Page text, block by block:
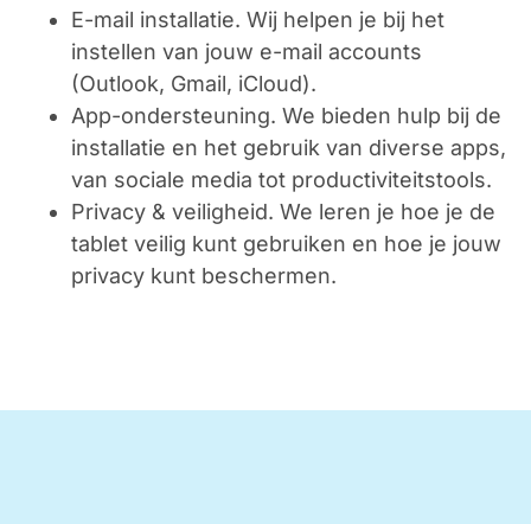
E-mail installatie. Wij helpen je bij het
instellen van jouw e-mail accounts
(Outlook, Gmail, iCloud).
App-ondersteuning. We bieden hulp bij de
installatie en het gebruik van diverse apps,
van sociale media tot productiviteitstools.
Privacy & veiligheid. We leren je hoe je de
tablet veilig kunt gebruiken en hoe je jouw
privacy kunt beschermen.